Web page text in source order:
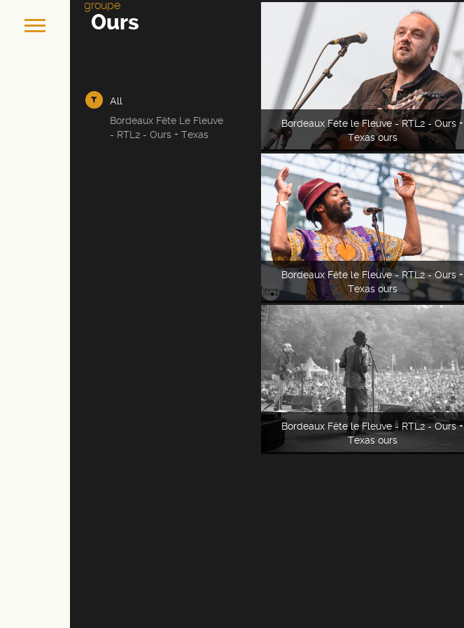
groupe
Ours
All
Bordeaux Fête Le Fleuve
- RTL2 - Ours + Texas
Bordeaux Fête le Fleuve - RTL2 - Ours +
Texas ours
Bordeaux Fête le Fleuve - RTL2 - Ours +
Texas ours
Bordeaux Fête le Fleuve - RTL2 - Ours +
Texas ours